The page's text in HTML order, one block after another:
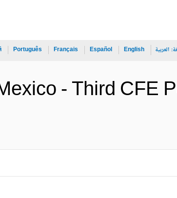
العربية English
Español
Français
Português
- Third CFE